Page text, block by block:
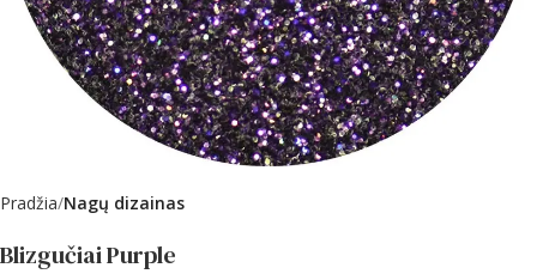
Pradžia Nagų dizainas
Blizgučiai Purple